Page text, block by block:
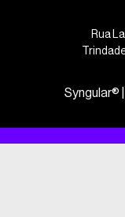
Rua
Syngular®